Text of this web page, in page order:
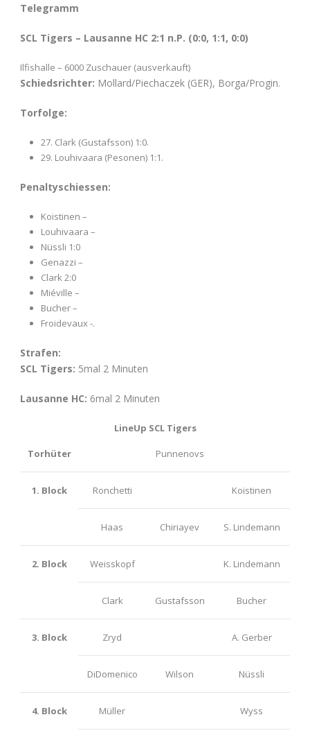
Telegramm
SCL Tigers – Lausanne HC 2:1 n.P. (0:0, 1:1, 0:0)
Ilfishalle – 6000 Zuschauer (ausverkauft)
Schiedsrichter: Mollard/Piechaczek (GER), Borga/Progin.
Torfolge:
27. Clark (Gustafsson) 1:0.
29. Louhivaara (Pesonen) 1:1.
Penaltyschiessen:
Koistinen –
Louhivaara –
Nüssli 1:0
Genazzi –
Clark 2:0
Miéville –
Bucher –
Froidevaux -.
Strafen:
SCL Tigers: 5mal 2 Minuten
Lausanne HC: 6mal 2 Minuten
LineUp SCL Tigers
Torhüter Punnenovs
1. Block Ronchetti Koistinen
Haas Chiriayev S. Lindemann
2. Block Weisskopf K. Lindemann
Clark Gustafsson Bucher
3. Block Zryd A. Gerber
DiDomenico Wilson Nüssli
4. Block Müller Wyss